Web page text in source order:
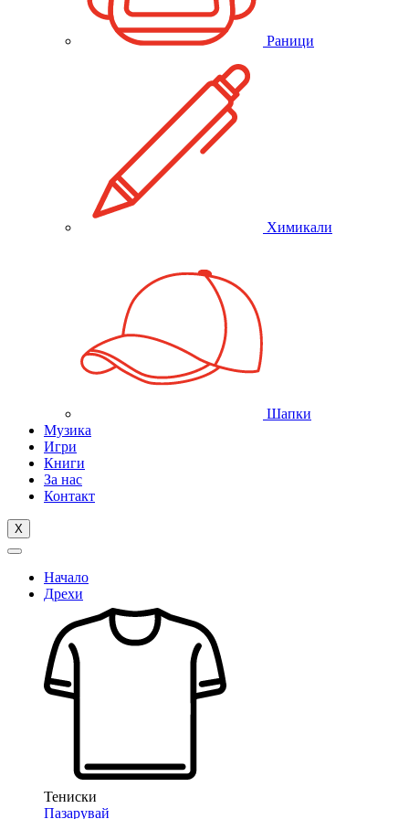
Раници
Химикали
Шапки
Музика
Игри
Книги
За нас
Контакт
X
Начало
Дрехи
Тениски
Пазарувай